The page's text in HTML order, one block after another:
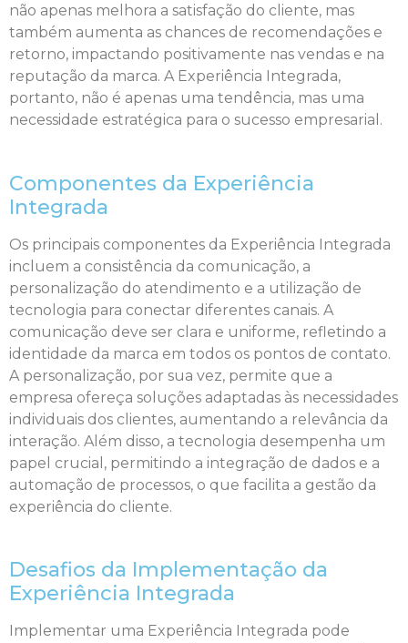
não apenas melhora a satisfação do cliente, mas
também aumenta as chances de recomendações e
retorno, impactando positivamente nas vendas e na
reputação da marca. A Experiência Integrada,
portanto, não é apenas uma tendência, mas uma
necessidade estratégica para o sucesso empresarial.
Componentes da Experiência
Integrada
Os principais componentes da Experiência Integrada
incluem a consistência da comunicação, a
personalização do atendimento e a utilização de
tecnologia para conectar diferentes canais. A
comunicação deve ser clara e uniforme, refletindo a
identidade da marca em todos os pontos de contato.
A personalização, por sua vez, permite que a
empresa ofereça soluções adaptadas às necessidades
individuais dos clientes, aumentando a relevância da
interação. Além disso, a tecnologia desempenha um
papel crucial, permitindo a integração de dados e a
automação de processos, o que facilita a gestão da
experiência do cliente.
Desafios da Implementação da
Experiência Integrada
Implementar uma Experiência Integrada pode